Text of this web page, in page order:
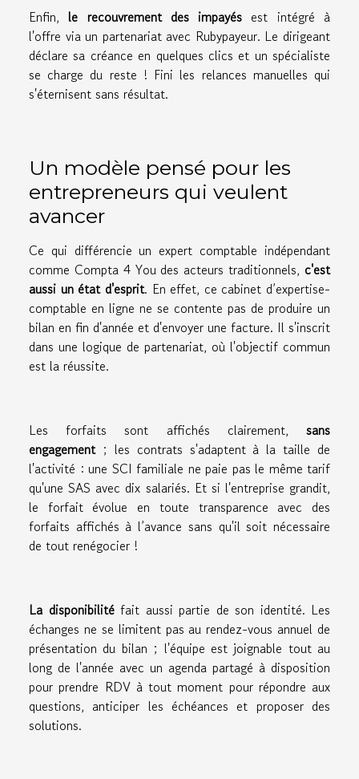
Enfin, le recouvrement des impayés est intégré à
l'offre via un partenariat avec Rubypayeur. Le dirigeant
déclare sa créance en quelques clics et un spécialiste
se charge du reste ! Fini les relances manuelles qui
s'éternisent sans résultat.
Un modèle pensé pour les
entrepreneurs qui veulent
avancer
Ce qui différencie un expert comptable indépendant
comme Compta 4 You des acteurs traditionnels, c'est
aussi un état d'esprit. En effet, ce cabinet d’expertise-
comptable en ligne ne se contente pas de produire un
bilan en fin d'année et d'envoyer une facture. Il s'inscrit
dans une logique de partenariat, où l'objectif commun
est la réussite.
Les forfaits sont affichés clairement, sans
engagement; les contrats s'adaptent à la taille de
l'activité : une SCI familiale ne paie pas le même tarif
qu'une SAS avec dix salariés. Et si l'entreprise grandit,
le forfait évolue en toute transparence avec des
forfaits affichés à l’avance sans qu'il soit nécessaire
de tout renégocier !
La disponibilitéfait aussi partie de son identité. Les
échanges ne se limitent pas au rendez-vous annuel de
présentation du bilan ; l'équipe est joignable tout au
long de l'année avec un agenda partagé à disposition
pour prendre RDV à tout moment pour répondre aux
questions, anticiper les échéances et proposer des
solutions.